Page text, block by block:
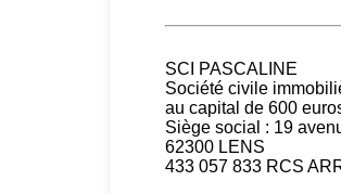
SCI PASCALINE
Société civile
au capital de 600
Siège social : 19
62300 LENS
433 057 833 RCS